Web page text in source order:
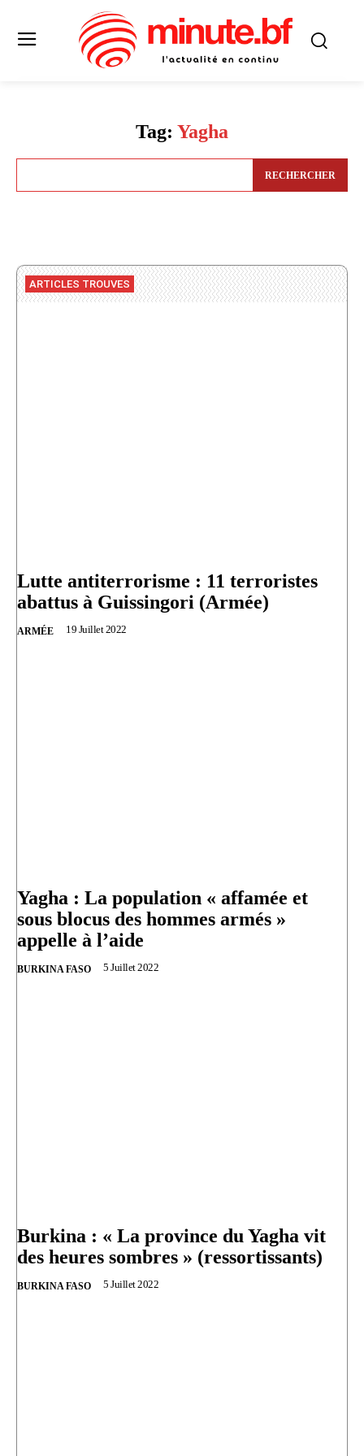
Tag: Yagha
RECHERCHER
ARTICLES TROUVES
Lutte antiterrorisme : 11 terroristes
abattus à Guissingori (Armée)
ARMÉE 19 Juillet 2022
Yagha : La population « affamée et
sous blocus des hommes armés »
appelle à l’aide
BURKINA FASO 5 Juillet 2022
Burkina : « La province du Yagha vit
des heures sombres » (ressortissants)
BURKINA FASO 5 Juillet 2022